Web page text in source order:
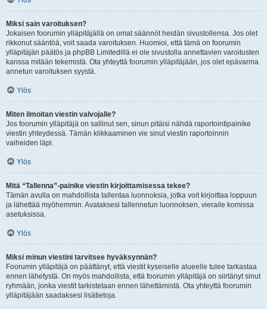
Miksi sain varoituksen?
Jokaisen foorumin ylläpitäjällä on omat säännöt heidän sivustollensa. Jos olet
rikkonut sääntöä, voit saada varoituksen. Huomioi, että tämä on foorumin
ylläpitäjän päätös ja phpBB Limitedillä ei ole sivustolla annettavien varoitusten
kanssa mitään tekemistä. Ota yhteyttä foorumin ylläpitäjään, jos olet epävarma
annetun varoituksen syystä.
Ylös
Miten ilmoitan viestin valvojalle?
Jos foorumin ylläpitäjä on sallinut sen, sinun pitäisi nähdä raportointipainike
viestin yhteydessä. Tämän klikkaaminen vie sinut viestin raportoinnin
vaiheiden läpi.
Ylös
Mitä “Tallenna”-painike viestin kirjoittamisessa tekee?
Tämän avulla on mahdollista tallentaa luonnoksia, jotka voit kirjoittaa loppuun
ja lähettää myöhemmin. Avataksesi tallennetun luonnoksen, vieraile komissa
asetuksissa.
Ylös
Miksi minun viestini tarvitsee hyväksynnän?
Foorumin ylläpitäjä on päättänyt, että viestit kyseiselle alueelle tulee tarkastaa
ennen lähetystä. On myös mahdollista, että foorumin ylläpitäjä on siirtänyt sinut
ryhmään, jonka viestit tarkistetaan ennen lähettämistä. Ota yhteyttä foorumin
ylläpitäjään saadaksesi lisätietoja.